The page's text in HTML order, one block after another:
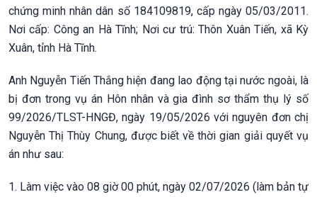
chứng minh nhân dân số 184109819, cấp ngày 05/03/2011.
Nơi cấp: Công an Hà Tĩnh; Nơi cư trú: Thôn Xuân Tiến, xã Kỳ
Xuân, tỉnh Hà Tĩnh.
Anh Nguyễn Tiến Thắng hiện đang lao động tại nước ngoài, là
bị đơn trong vụ án Hôn nhân và gia đình sơ thẩm thụ lý số
99/2026/TLST-HNGĐ, ngày 19/05/2026 với nguyên đơn chị
Nguyễn Thị Thùy Chung, được biết về thời gian giải quyết vụ
án như sau:
1. Làm việc vào 08 giờ 00 phút, ngày 02/07/2026 (làm bản tự